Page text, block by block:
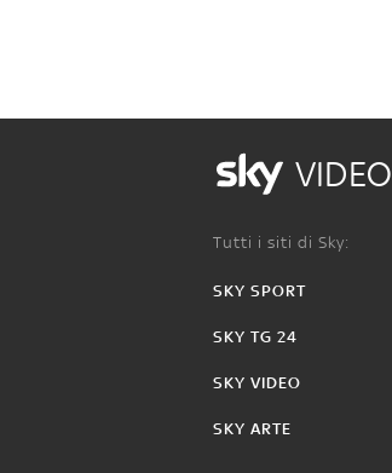
VIDEO
Tutti i siti di Sky:
SKY SPORT
SKY TG 24
SKY VIDEO
SKY ARTE